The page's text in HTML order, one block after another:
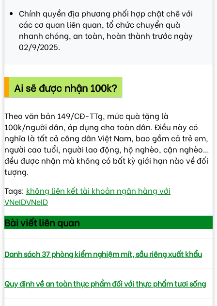
Chính quyền địa phương phối hợp chặt chẽ với
các cơ quan liên quan, tổ chức chuyển quà
nhanh chóng, an toàn, hoàn thành trước ngày
02/9/2025.
Ai sẽ được nhận 100k?
Theo văn bản 149/CĐ-TTg, mức quà tặng là
100k/người dân, áp dụng cho toàn dân. Điều này có
nghĩa là tất cả công dân Việt Nam, bao gồm cả trẻ em,
người cao tuổi, người lao động, hộ nghèo, cận nghèo…
đều được nhận mà không có bất kỳ giới hạn nào về đối
tượng.
Tags: không liên kết tài khoản ngân hàng với
VNeIDVNeID
Bài viếtliên quan
Danh sách 37 phòng kiểm nghiệm mít, sầu riêng xuất khẩu
Quy định về an toàn thực phẩm đối với thực phẩm tươi sống